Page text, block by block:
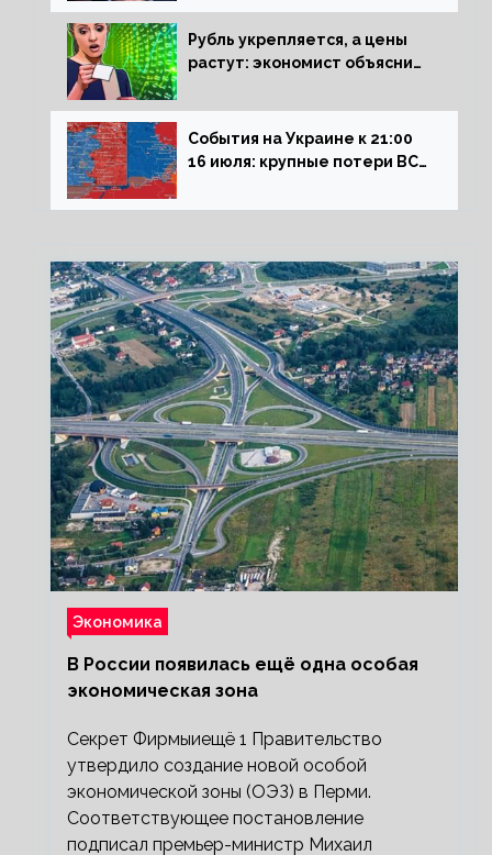
Рубль укрепляется, а цены
растут: экономист объяснил
на рынок РФ
События на Украине к 21:00
16 июля: крупные потери ВСУ
обстреливает Донбасс из
Экономика
В России появилась ещё одна особая
экономическая зона
Секрет Фирмыиещё 1 Правительство
утвердило создание новой особой
экономической зоны (ОЭЗ) в Перми.
Соответствующее постановление
подписал премьер-министр Михаил